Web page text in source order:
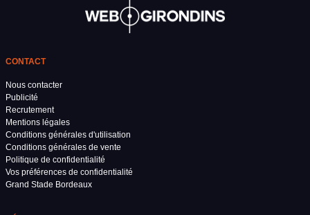
CONTACT
Nous contacter
Publicité
Recrutement
Mentions légales
Conditions générales d'utilisation
Conditions générales de vente
Politique de confidentialité
Vos préférences de confidentialité
Grand Stade Bordeaux